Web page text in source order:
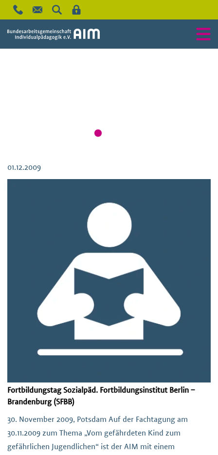
01.12.2009
Fortbildungstag Sozialpäd. Fortbildungsinstitut Berlin –
Brandenburg (SFBB)
30. November 2009, Potsdam Auf der Fachtagung am
30.11.2009 zum Thema „Vom gefährdeten Kind zum
gefährlichen Jugendlichen“ ist der AIM mit einem